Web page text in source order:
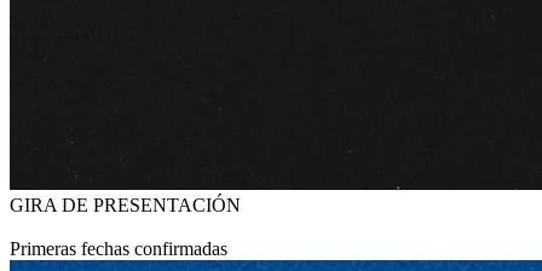
GIRA DE PRESENTACIÓN
Primeras fechas confirmadas